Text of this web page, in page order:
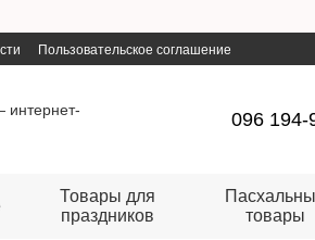
Пользовательское соглашение
096 194-
Товары для
праздников
товары